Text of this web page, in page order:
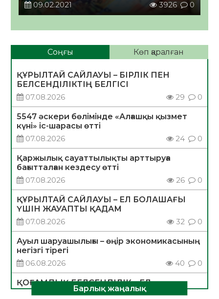
09.02.2021
3926 0
Соңғы Көп қаралған
ҚҰРЫЛТАЙ САЙЛАУЫ – БІРЛІК ПЕН
БЕЛСЕНДІЛІКТІҢ БЕЛГІСІ
07.08.2026
29 0
5547 әскери бөлімінде «Алғашқы қызмет
күні» іс-шарасы өтті
07.08.2026
24 0
Қаржылық сауаттылықты арттыруға
бағытталған кездесу өтті
07.08.2026
26 0
ҚҰРЫЛТАЙ САЙЛАУЫ – ЕЛ БОЛАШАҒЫ
ҮШІН ЖАУАПТЫ ҚАДАМ
07.08.2026
32 0
Ауыл шаруашылығы – өңір экономикасының
негізгі тірегі
06.08.2026
40 0
ҚОҒАМДЫҚ БЕЛСЕНДІЛІК – ЕЛ
ДАМУЫНЫҢ НЕГІЗІБарлық жаңалық